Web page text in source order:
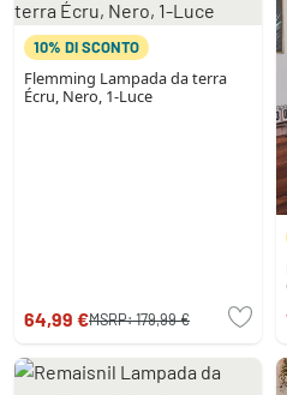
10% DI SCONTO
Flemming Lampada da terra
Écru, Nero, 1-Luce
64,99 €MSRP:179,99 €